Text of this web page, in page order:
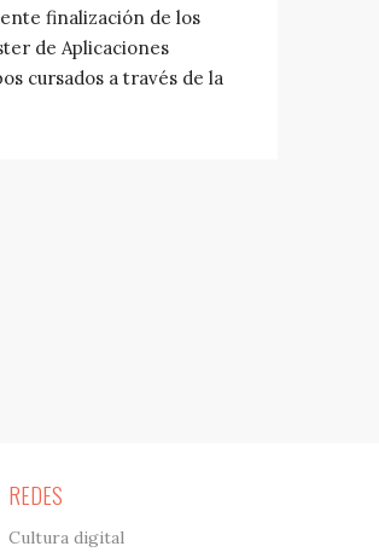
finalización de los
de Aplicaciones
cursados a través de la
REDES
Cultura digital